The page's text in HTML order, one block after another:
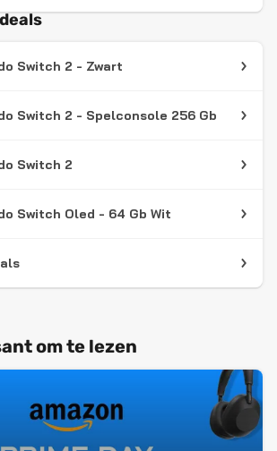
Switch 2 - Zwart
Switch 2 - Spelconsole 256 Gb
Switch 2
Switch Oled - 64 Gb Wit
om te lezen